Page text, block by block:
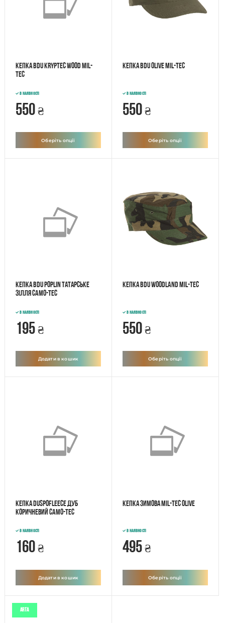
Кепка BDU Kryptec Wood Mil-
tec
В наявності
550 ₴
Оберіть опції
Кепка BDU Olive Mil-tec
В наявності
550 ₴
Оберіть опції
Кепка BDU Poplin Татарське
зілля Camo-tec
В наявності
195 ₴
Додати в кошик
Кепка BDU Woodland Mil-tec
В наявності
550 ₴
Оберіть опції
Кепка DuspoFleece Дуб
коричневий Camo-tec
В наявності
160 ₴
Додати в кошик
Кепка зимова Mil-tec olive
В наявності
495 ₴
Оберіть опції
ARTA